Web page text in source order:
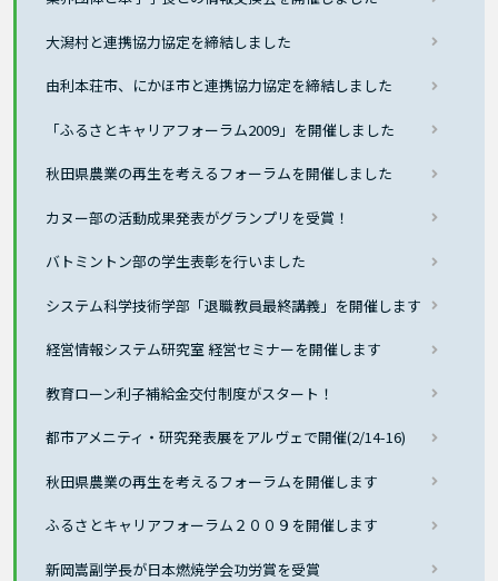
大潟村と連携協力協定を締結しました
由利本荘市、にかほ市と連携協力協定を締結しました
「ふるさとキャリアフォーラム2009」を開催しました
秋田県農業の再生を考えるフォーラムを開催しました
カヌー部の活動成果発表がグランプリを受賞！
バトミントン部の学生表彰を行いました
システム科学技術学部「退職教員最終講義」を開催します
経営情報システム研究室 経営セミナーを開催します
教育ローン利子補給金交付制度がスタート！
都市アメニティ・研究発表展をアルヴェで開催(2/14-16)
秋田県農業の再生を考えるフォーラムを開催します
ふるさとキャリアフォーラム２００９を開催します
新岡嵩副学長が日本燃焼学会功労賞を受賞